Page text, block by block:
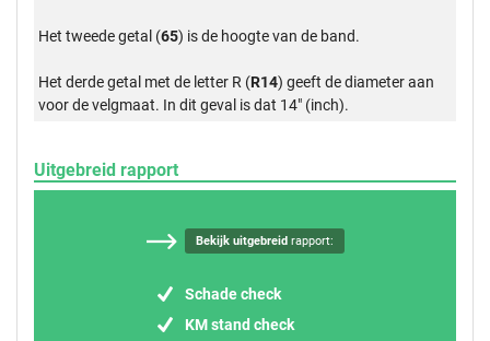
Het tweede getal (65) is de hoogte van de band.
Het derde getal met de letter R (R14) geeft de diameter aan
voor de velgmaat. In dit geval is dat 14" (inch).
Uitgebreid rapport
Bekijk uitgebreidrapport:
Schade check
KM stand check